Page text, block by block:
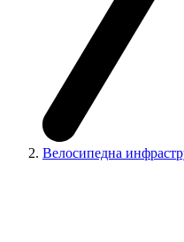
Велосипедна